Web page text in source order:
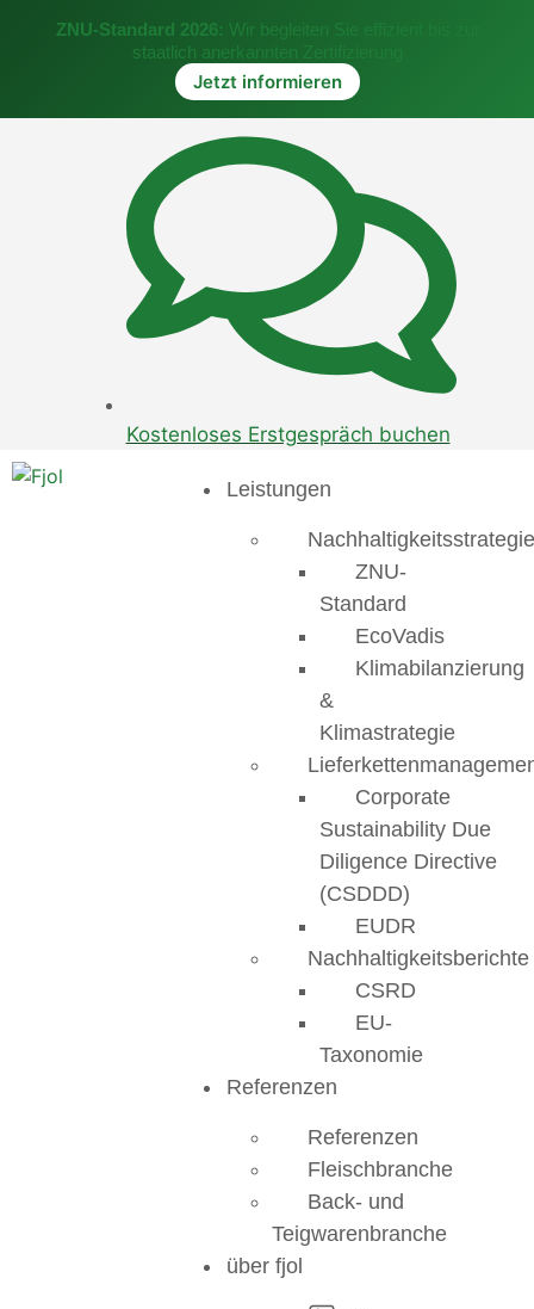
ZNU-Standard 2026: Wir begleiten Sie effizient bis zur
staatlich anerkannten Zertifizierung
Jetzt informieren
Kostenloses Erstgespräch buchen
Leistungen
ZNU-
Standard
EcoVadis
Klimabilanzierung
&
Klimastrategie
Corporate
Sustainability Due
Diligence Directive
(CSDDD)
EUDR
Nachhaltigkeitsberichte
CSRD
EU-
Taxonomie
Referenzen
Referenzen
Fleischbranche
Back- und
Teigwarenbranche
über fjol